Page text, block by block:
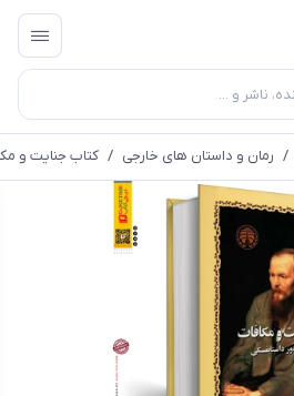
/ رمان و داستان های خارجی / کتاب جنایت و